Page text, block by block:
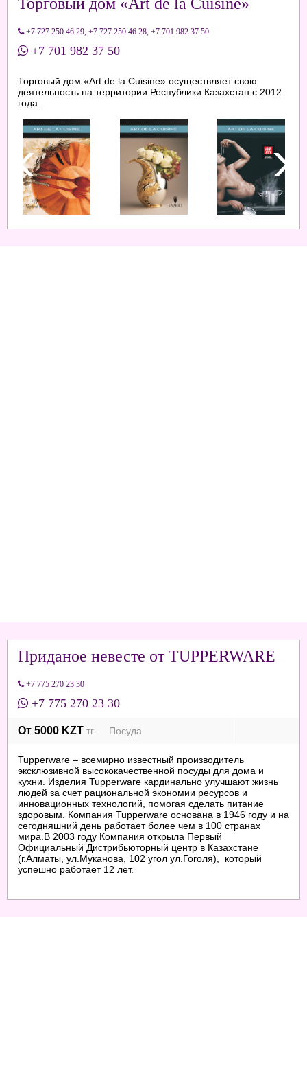
+7 727 250 46 29 +7 727 250 46 28 +7 701 982 37 50
+7 701 982 37 50
Торговый дом «Art de la Cuisine» осуществляет свою
деятельность на территории Республики Казахстан с 2012
года.
Приданое невесте от TUPPERWARE
+7 775 270 23 30
+7 775 270 23 30
От 5000 KZT тг. Посуда
Tupperware – всемирно известный производитель
эксклюзивной высококачественной посуды для дома и
кухни. Изделия Tupperware кардинально улучшают жизнь
людей за счет рациональной экономии ресурсов и
инновационных технологий, помогая сделать питание
здоровым. Компания Tupperware основана в 1946 году и на
сегодняшний день работает более чем в 100 странах
мира.В 2003 году Компания открыла Первый
Официальный Дистрибьюторный центр в Казахстане
(г.Алматы, ул.Муканова, 102 угол ул.Гоголя), который
успешно работает 12 лет.